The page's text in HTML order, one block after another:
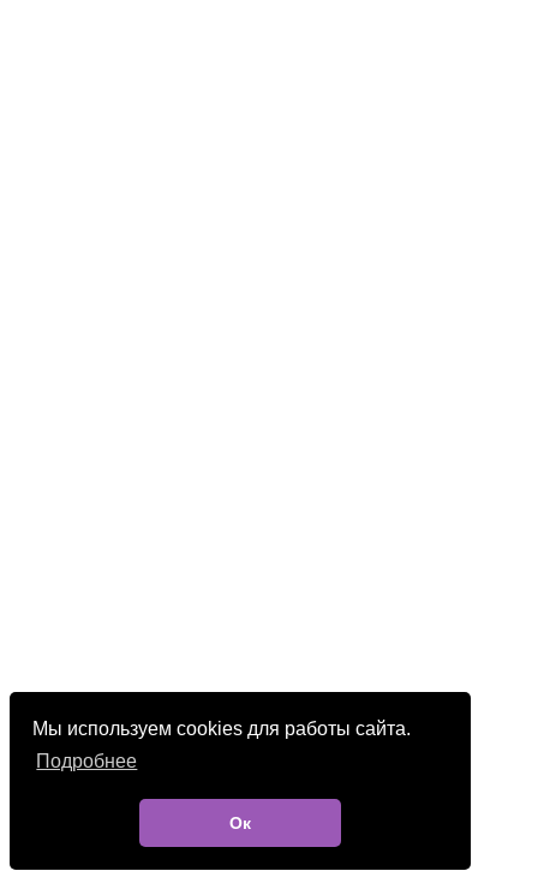
Мы используем cookies для работы сайта.
Подробнее
Ок